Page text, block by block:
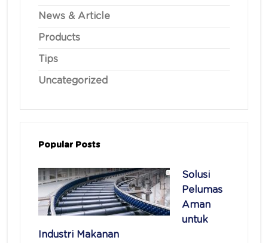
News & Article
Products
Tips
Uncategorized
Popular Posts
Solusi
Pelumas
Aman
untuk
Industri Makanan